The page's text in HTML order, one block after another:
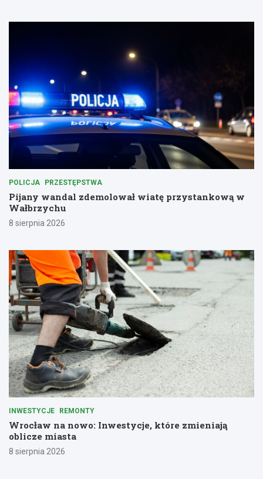
POLICJA PRZESTĘPSTWA
Pijany wandal zdemolował wiatę przystankową w
Wałbrzychu
8 sierpnia 2026
INWESTYCJE REMONTY
Wrocław na nowo: Inwestycje, które zmieniają
oblicze miasta
8 sierpnia 2026